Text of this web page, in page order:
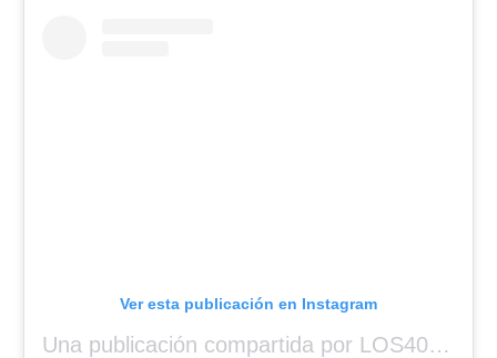
Ver esta publicación en Instagram
Una publicación compartida por LOS40 Panamá (@los40panama)